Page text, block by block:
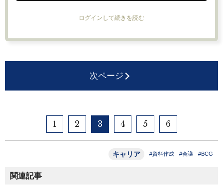
ログインして続きを読む
次ページ
1 2 3 4 5 6
キャリア #資料作成 #会議 #BCG
関連記事